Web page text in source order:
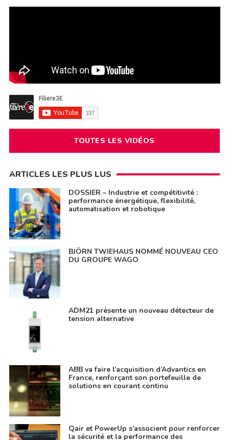
TOUTES LES VIDÉOS
ARTICLES LES PLUS LUS
DOSSIER – Industrie et compétitivité :
performance énergétique, flexibilité,
automatisation et robotique
BJÖRN TWIEHAUS NOMMÉ NOUVEAU CEO
DU GROUPE WAGO
ADM21 présente un nouveau détecteur de
tension alternative
ABB va faire l’acquisition d’Advantics en
France, renforçant son portefeuille de
solutions en courant continu
Qair et PowerUp s’associent pour renforcer
la sécurité et la performance des